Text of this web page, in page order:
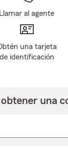
Llamar al agente
una tarjeta
de identificación
una